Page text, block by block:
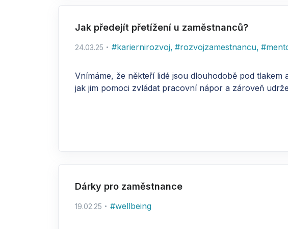
Jak předejít přetížení u zaměstnanců?
24.03.25 #kariernirozvoj, #rozvojzamestnancu, #
Vnímáme, že někteří lidé jsou dlouhodobě pod
jak jim pomoci zvládat pracovní nápor a zároveň
Dárky pro zaměstnance
19.02.25 #wellbeing